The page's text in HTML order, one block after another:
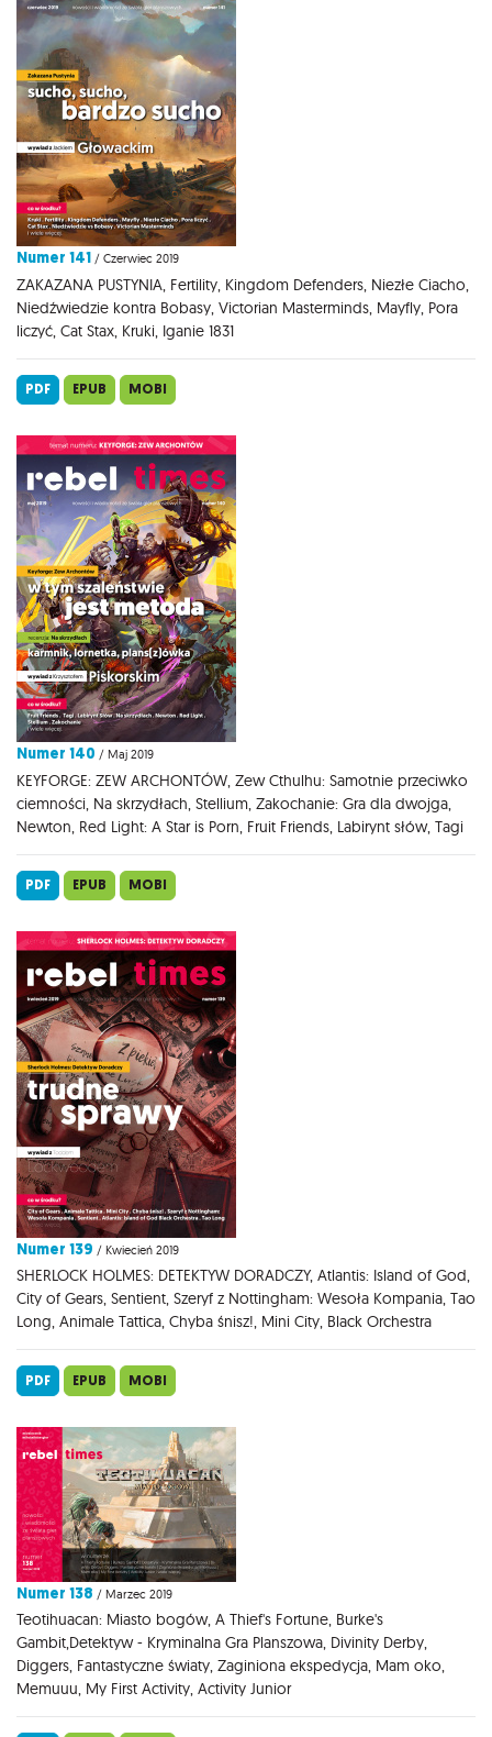
Numer 141 / Czerwiec 2019
ZAKAZANA PUSTYNIA, Fertility, Kingdom Defenders, Niezłe Ciacho,
Niedźwiedzie kontra Bobasy, Victorian Masterminds, Mayfly, Pora
liczyć, Cat Stax, Kruki, Iganie 1831
PDF EPUB MOBI
Numer 140 / Maj 2019
KEYFORGE: ZEW ARCHONTÓW, Zew Cthulhu: Samotnie przeciwko
ciemności, Na skrzydłach, Stellium, Zakochanie: Gra dla dwojga,
Newton, Red Light: A Star is Porn, Fruit Friends, Labirynt słów, Tagi
PDF EPUB MOBI
Numer 139 / Kwiecień 2019
SHERLOCK HOLMES: DETEKTYW DORADCZY, Atlantis: Island of God,
City of Gears, Sentient, Szeryf z Nottingham: Wesoła Kompania, Tao
Long, Animale Tattica, Chyba śnisz!, Mini City, Black Orchestra
PDF EPUB MOBI
Numer 138 / Marzec 2019
Teotihuacan: Miasto bogów, A Thief's Fortune, Burke's
Gambit,Detektyw - Kryminalna Gra Planszowa, Divinity Derby,
Diggers, Fantastyczne światy, Zaginiona ekspedycja, Mam oko,
Memuuu, My First Activity, Activity Junior